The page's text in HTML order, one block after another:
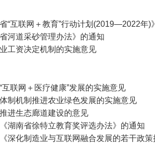
“互联网＋教育”行动计划(2019—2022年)
河道采砂管理办法》的通知
工资决定机制的实施意见
联网＋医疗健康”发展的实施意见
制机制推进农业绿色发展的实施意见
进生态廊道建设的意见
湖南省徐特立教育奖评选办法》的通知
深化制造业与互联网融合发展的若干政策